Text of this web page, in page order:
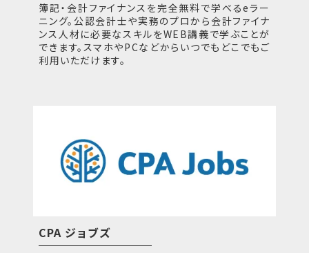
簿記・会計ファイナンスを完全無料で学べるeラー
ニング。公認会計士や実務のプロから会計ファイナ
ンス人材に必要なスキルをWEB講義で学ぶことが
できます。スマホやPCなどからいつでもどこでもご
利用いただけます。
CPA ジョブズ